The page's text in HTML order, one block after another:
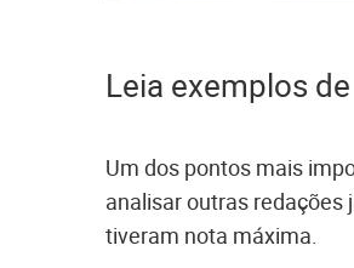
Leia exemplos
Um dos pontos mais
analisar outras
tiveram nota máxima.